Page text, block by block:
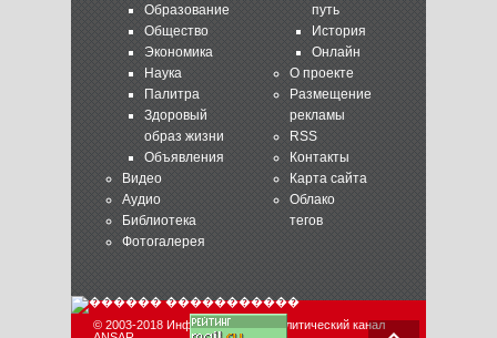
Образование
Общество
Экономика
Наука
Палитра
Здоровый
образ жизни
Объявления
Видео
Аудио
Библиотека
Фотогалерея
путь
История
Онлайн
О проекте
Размещение
рекламы
RSS
Контакты
Карта сайта
Облако
тегов
© 2003-2018 Информационно-аналитический канал